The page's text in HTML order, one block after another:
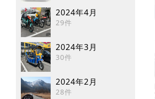
2024年4月
29件
2024年3月
30件
2024年2月
28件